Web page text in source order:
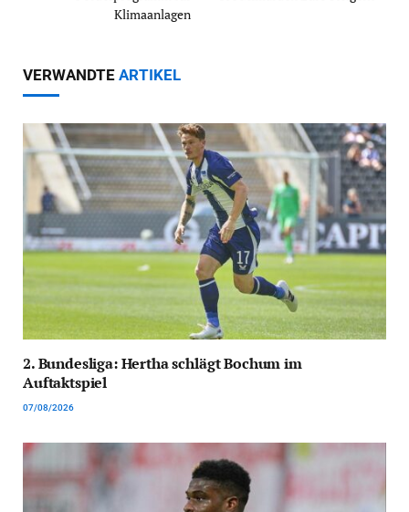
Klimaanlagen
VERWANDTE ARTIKEL
2. Bundesliga: Hertha schlägt Bochum im
Auftaktspiel
07/08/2026